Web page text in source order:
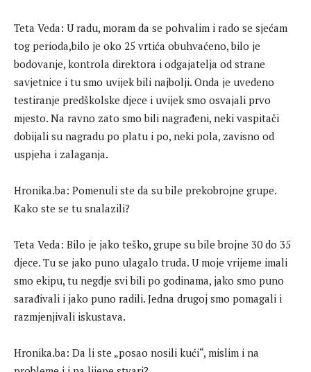
Teta Veda: U radu, moram da se pohvalim i rado se sjećam
tog perioda,bilo je oko 25 vrtića obuhvaćeno, bilo je
bodovanje, kontrola direktora i odgajatelja od strane
savjetnice i tu smo uvijek bili najbolji. Onda je uvedeno
testiranje predškolske djece i uvijek smo osvajali prvo
mjesto. Na ravno zato smo bili nagrađeni, neki vaspitači
dobijali su nagradu po platu i po, neki pola, zavisno od
uspjeha i zalaganja.
Hronika.ba: Pomenuli ste da su bile prekobrojne grupe.
Kako ste se tu snalazili?
Teta Veda: Bilo je jako teško, grupe su bile brojne 30 do 35
djece. Tu se jako puno ulagalo truda. U moje vrijeme imali
smo ekipu, tu negdje svi bili po godinama, jako smo puno
sarađivali i jako puno radili. Jedna drugoj smo pomagali i
razmjenjivali iskustava.
Hronika.ba: Da li ste „posao nosili kući“, mislim i na